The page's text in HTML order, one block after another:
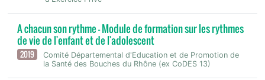
A chacun son rythme - Module de formation sur les rythmes
de vie de l'enfant et de l'adolescent
2019
Comité Départemental d'Education et de Promotion de
la Santé des Bouches du Rhône (ex CoDES 13)